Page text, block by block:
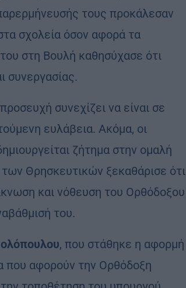
τους προκάλεσαν
σχολεία όσον αφορά τα
στη Βουλή καθησύχασε ότι
συνεργασίας.
συνεχίζει να είναι σε
ευλάβεια. Ακόμα, οι
ζήτημα στην ομαλή
Θρησκευτικών ξεκαθάρισε ότι
και νόθευση του Ορθόδοξου
του.
, που στάθηκε η αφορμή
που αφορούν την Ορθόδοξη